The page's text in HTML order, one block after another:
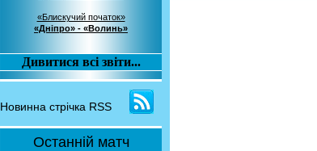
«Блискучий початок»
«Дніпро» - «Волинь»
Дивитися всі звіти...
Новинна стрічка RSS
Останній матч